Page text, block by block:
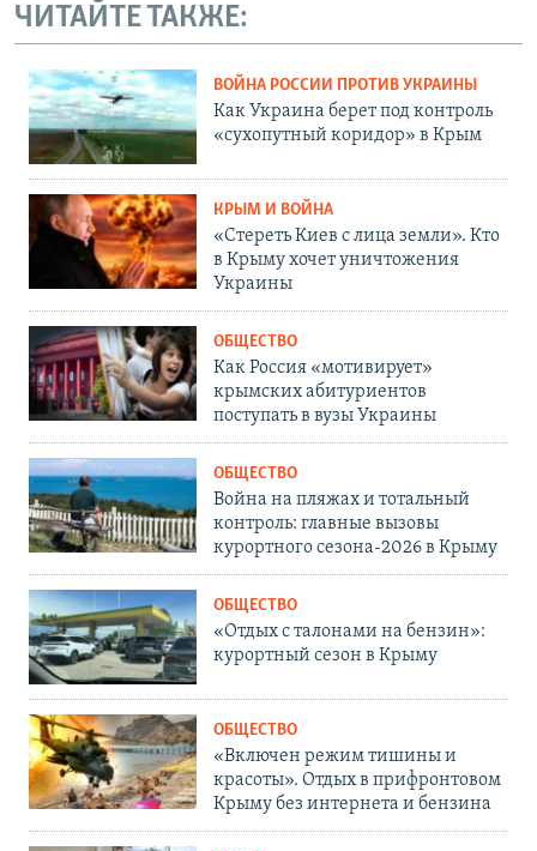
ЧИТАЙТЕ ТАКЖЕ:
ВОЙНА РОССИИ ПРОТИВ УКРАИНЫ
Как Украина берет под контроль
«сухопутный коридор» в Крым
КРЫМ И ВОЙНА
«Стереть Киев с лица земли». Кто
в Крыму хочет уничтожения
Украины
ОБЩЕСТВО
Как Россия «мотивирует»
крымских абитуриентов
поступать в вузы Украины
ОБЩЕСТВО
Война на пляжах и тотальный
контроль: главные вызовы
курортного сезона-2026 в Крыму
ОБЩЕСТВО
«Отдых с талонами на бензин»:
курортный сезон в Крыму
ОБЩЕСТВО
«Включен режим тишины и
красоты». Отдых в прифронтовом
Крыму без интернета и бензина